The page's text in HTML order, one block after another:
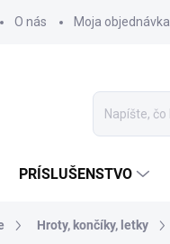
O nás Moja objednávka
PRÍSLUŠENSTVO
Hroty, končíky, letky